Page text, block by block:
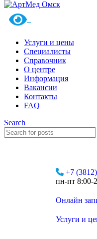
Услуги и цены
Специалисты
Справочник
О центре
Информация
Вакансии
Контакты
FAQ
Search
+7
пн-пт 8:00-
Онлайн
Услуги и